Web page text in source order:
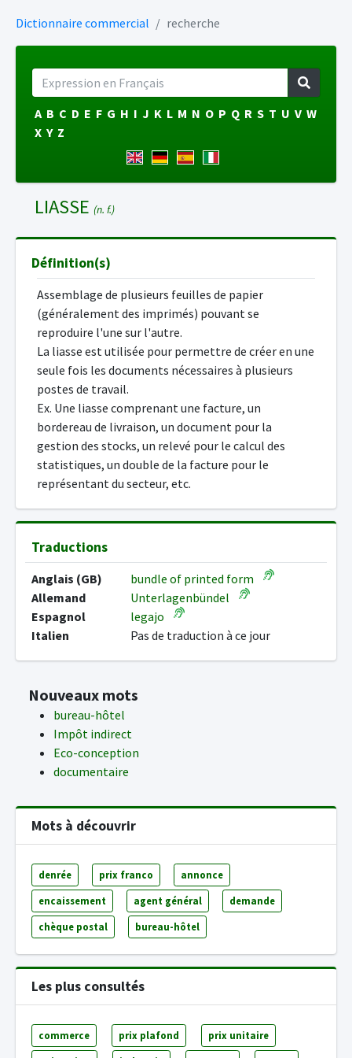
Dictionnaire commercial recherche
A B C D E F G H I J K L M N O P Q R S T U V W
X Y Z
LIASSE (n. f.)
Définition(s)
Assemblage de plusieurs feuilles de papier
(généralement des imprimés) pouvant se
reproduire l'une sur l'autre.
La liasse est utilisée pour permettre de créer en une
seule fois les documents nécessaires à plusieurs
postes de travail.
Ex. Une liasse comprenant une facture, un
bordereau de livraison, un document pour la
gestion des stocks, un relevé pour le calcul des
statistiques, un double de la facture pour le
représentant du secteur, etc.
Traductions
Anglais (GB)
bundle of printed form
Allemand
Unterlagenbündel
Espagnol
legajo
Italien
Pas de traduction à ce jour
Nouveaux mots
bureau-hôtel
Impôt indirect
Eco-conception
documentaire
Mots à découvrir
denrée prix franco annonce
encaissement agent général demande
chèque postal bureau-hôtel
Les plus consultés
commerce prix plafond prix unitaire